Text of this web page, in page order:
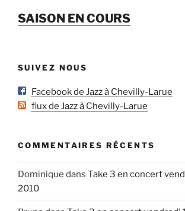
SAISON EN COURS
SUIVEZ NOUS
Facebook de Jazz à Chevilly-Larue
flux de Jazz à Chevilly-Larue
COMMENTAIRES RÉCENTS
Dominique dans Take 3 en concert
2010